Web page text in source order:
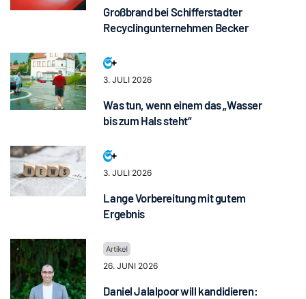
Großbrand bei Schifferstadter
Recyclingunternehmen Becker
3. JULI 2026
Was tun, wenn einem das „Wasser
bis zum Hals steht“
3. JULI 2026
Lange Vorbereitung mit gutem
Ergebnis
26. JUNI 2026
Daniel Jalalpoor will kandidieren: